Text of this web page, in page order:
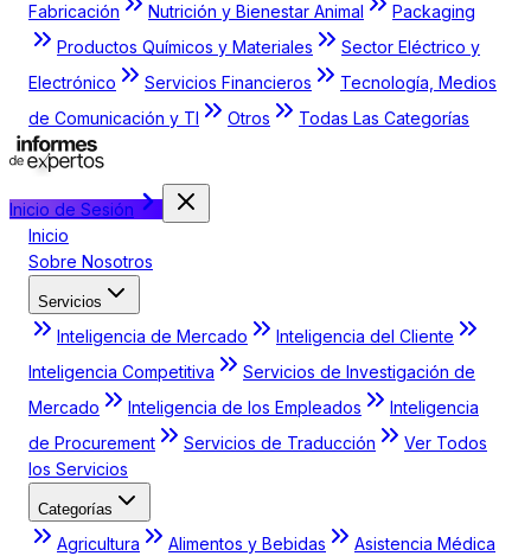
Fabricación
Nutrición y Bienestar Animal
Packaging
Productos Químicos y Materiales
Sector Eléctrico y
Electrónico
Servicios Financieros
Tecnología, Medios
de Comunicación y TI
Otros Todas Las Categorías
Inicio de Sesión
Inicio
Sobre Nosotros
Servicios
Inteligencia de Mercado
Inteligencia del Cliente
Inteligencia Competitiva
Servicios de Investigación de
Mercado
Inteligencia de los Empleados
Inteligencia
de Procurement
Servicios de Traducción
Ver Todos
los Servicios
Categorías
Agricultura Alimentos y Bebidas
Asistencia Médica